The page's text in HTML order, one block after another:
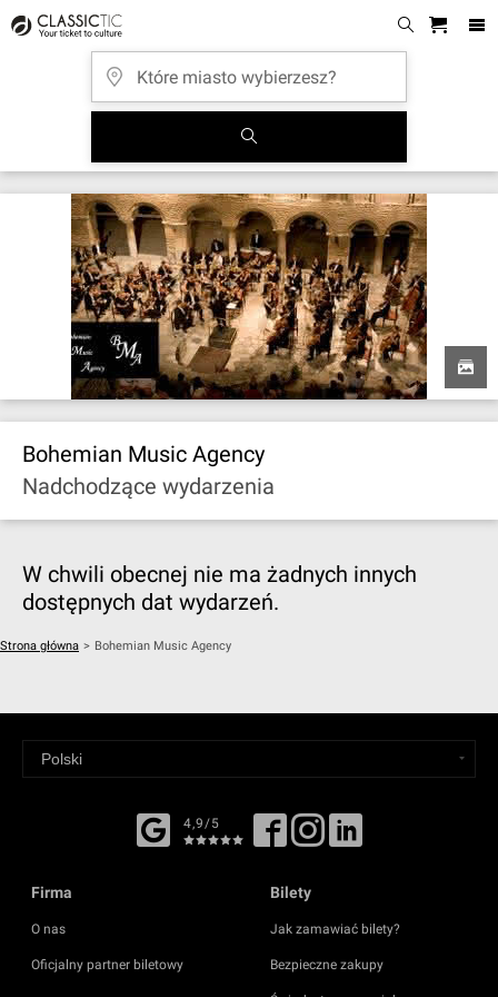
Bohemian Music Agency
Nadchodzące wydarzenia
W chwili obecnej nie ma żadnych innych
dostępnych dat wydarzeń.
Strona główna > Bohemian Music Agency
4,9/5
Firma
O nas
Oficjalny partner biletowy
Bilety
Jak zamawiać bilety?
Bezpieczne zakupy